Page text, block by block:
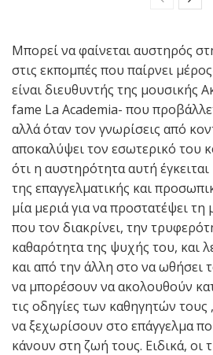
Μπορεί να φαίνεται αυστηρός
στις εκπομπές που παίρνει
είναι διευθυντής της μουσικής
fame La Academia- που
αλλά όταν τον γνωρίσεις από
αποκαλύψει τον εσωτερικό του
ότι η αυστηρότητα αυτή
της επαγγελματικής και
μία μεριά για να προστατέψει τη
που τον διακρίνει, την
καθαρότητα της ψυχής του, και
και από την άλλη στο να ωθήσει
να μπορέσουν να ακολουθούν
τις οδηγίες των καθηγητών τους
να ξεχωρίσουν στο επάγγελμα
κάνουν στη ζωή τους. Ειδικά, οι